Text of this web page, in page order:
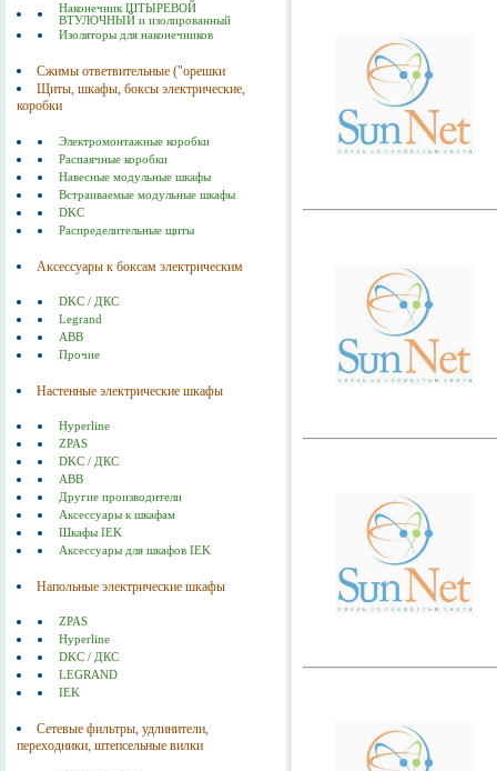
Наконечник ШТЫРЕВОЙ
ВТУЛОЧНЫЙ и изолированный
Изоляторы для наконечников
Сжимы ответвительные ("орешки
Щиты, шкафы, боксы электрические,
коробки
Электромонтажные коробки
Распаячные коробки
Навесные модульные шкафы
Встраиваемые модульные шкафы
DKC
Распределительные щиты
Аксессуары к боксам электрическим
DKC / ДКС
Legrand
ABB
Прочие
Настенные электрические шкафы
Hyperline
ZPAS
DKC / ДКС
ABB
Другие производители
Аксессуары к шкафам
Шкафы IEK
Аксессуары для шкафов IEK
Напольные электрические шкафы
ZPAS
Hyperline
DKC / ДКС
LEGRAND
IEK
Сетевые фильтры, удлинители,
переходники, штепсельные вилки